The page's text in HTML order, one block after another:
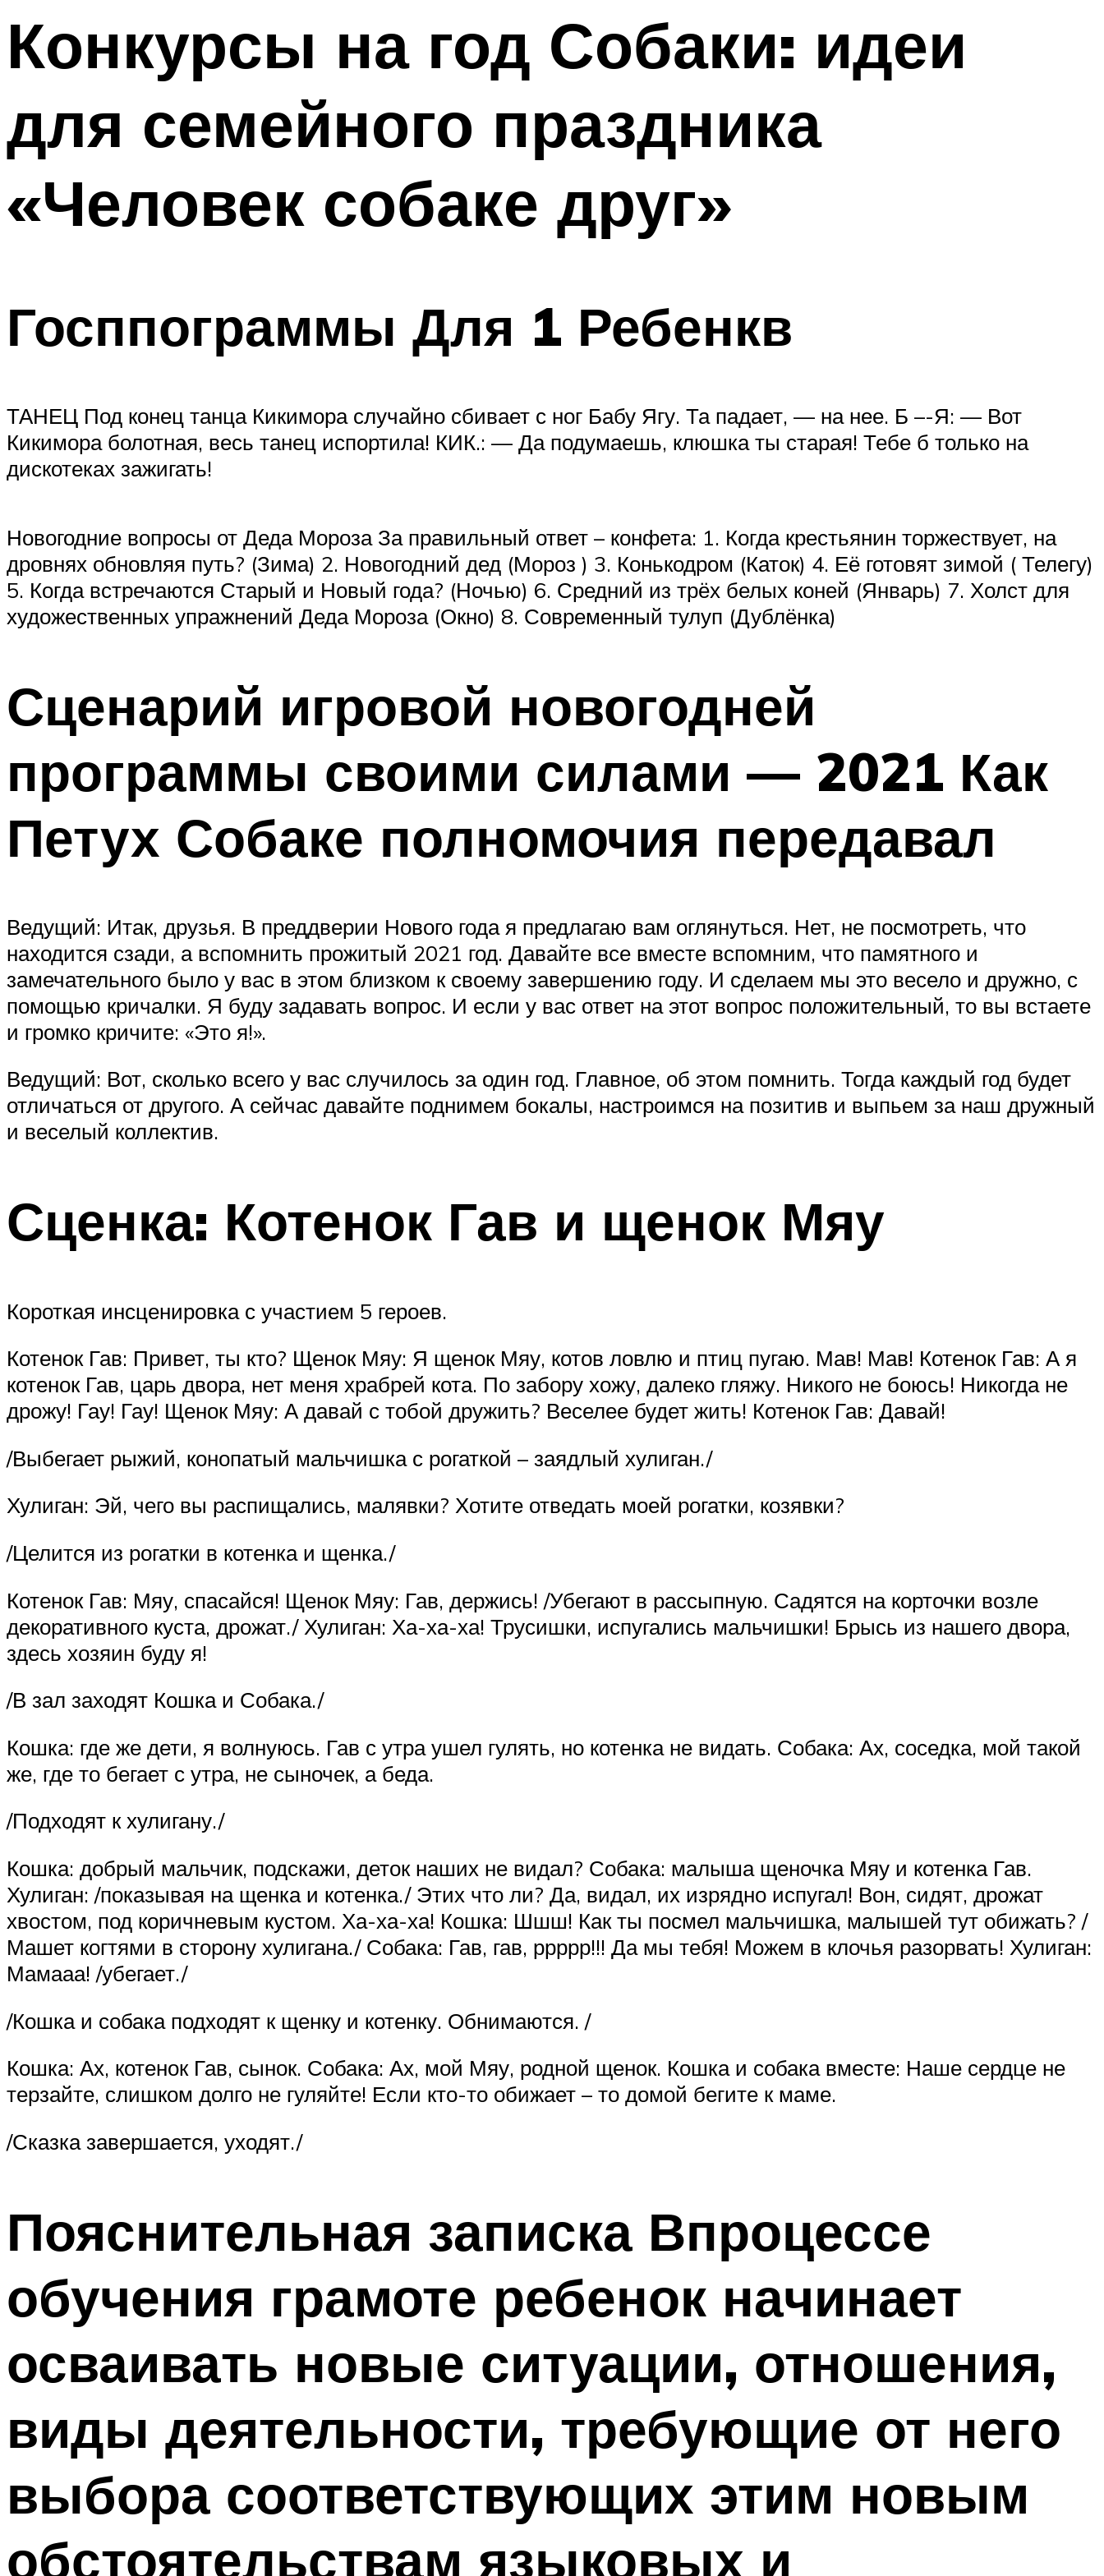
Меню
Конкурсы на год Собаки: идеи
для семейного праздника
«Человек собаке друг»
Госппограммы Для 1 Ребенкв
ТАНЕЦ Под конец танца Кикимора случайно сбивает с ног Бабу Ягу. Та падает, — на нее. Б –-Я: — Вот
Кикимора болотная, весь танец испортила! КИК.: — Да подумаешь, клюшка ты старая! Тебе б только на
дискотеках зажигать!
Новогодние вопросы от Деда Мороза За правильный ответ – конфета: 1. Когда крестьянин торжествует, на
дровнях обновляя путь? (Зима) 2. Новогодний дед (Мороз ) 3. Конькодром (Каток) 4. Её готовят зимой ( Телегу)
5. Когда встречаются Старый и Новый года? (Ночью) 6. Средний из трёх белых коней (Январь) 7. Холст для
художественных упражнений Деда Мороза (Окно) 8. Современный тулуп (Дублёнка)
Сценарий игровой новогодней
программы своими силами — 2021 Как
Петух Собаке полномочия передавал
Ведущий: Итак, друзья. В преддверии Нового года я предлагаю вам оглянуться. Нет, не посмотреть, что
находится сзади, а вспомнить прожитый 2021 год. Давайте все вместе вспомним, что памятного и
замечательного было у вас в этом близком к своему завершению году. И сделаем мы это весело и дружно, с
помощью кричалки. Я буду задавать вопрос. И если у вас ответ на этот вопрос положительный, то вы встаете
и громко кричите: «Это я!».
Ведущий: Вот, сколько всего у вас случилось за один год. Главное, об этом помнить. Тогда каждый год будет
отличаться от другого. А сейчас давайте поднимем бокалы, настроимся на позитив и выпьем за наш дружный
и веселый коллектив.
Сценка: Котенок Гав и щенок Мяу
Короткая инсценировка с участием 5 героев.
Котенок Гав: Привет, ты кто? Щенок Мяу: Я щенок Мяу, котов ловлю и птиц пугаю. Мав! Мав! Котенок Гав: А я
котенок Гав, царь двора, нет меня храбрей кота. По забору хожу, далеко гляжу. Никого не боюсь! Никогда не
дрожу! Гау! Гау! Щенок Мяу: А давай с тобой дружить? Веселее будет жить! Котенок Гав: Давай!
/Выбегает рыжий, конопатый мальчишка с рогаткой – заядлый хулиган./
Хулиган: Эй, чего вы распищались, малявки? Хотите отведать моей рогатки, козявки?
/Целится из рогатки в котенка и щенка./
Котенок Гав: Мяу, спасайся! Щенок Мяу: Гав, держись! /Убегают в рассыпную. Садятся на корточки возле
декоративного куста, дрожат./ Хулиган: Ха-ха-ха! Трусишки, испугались мальчишки! Брысь из нашего двора,
здесь хозяин буду я!
/В зал заходят Кошка и Собака./
Кошка: где же дети, я волнуюсь. Гав с утра ушел гулять, но котенка не видать. Собака: Ах, соседка, мой такой
же, где то бегает с утра, не сыночек, а беда.
/Подходят к хулигану./
Кошка: добрый мальчик, подскажи, деток наших не видал? Собака: малыша щеночка Мяу и котенка Гав.
Хулиган: /показывая на щенка и котенка./ Этих что ли? Да, видал, их изрядно испугал! Вон, сидят, дрожат
хвостом, под коричневым кустом. Ха-ха-ха! Кошка: Шшш! Как ты посмел мальчишка, малышей тут обижать? /
Машет когтями в сторону хулигана./ Собака: Гав, гав, ррррр!!! Да мы тебя! Можем в клочья разорвать! Хулиган:
Мамааа! /убегает./
/Кошка и собака подходят к щенку и котенку. Обнимаются. /
Кошка: Ах, котенок Гав, сынок. Собака: Ах, мой Мяу, родной щенок. Кошка и собака вместе: Наше сердце не
терзайте, слишком долго не гуляйте! Если кто-то обижает – то домой бегите к маме.
/Сказка завершается, уходят./
Пояснительная записка Впроцессе
обучения грамоте ребенок на­чинает
осваивать новые ситуации, отноше­ния,
виды деятельности, требующие от него
выбора соответствующих этим новым
об­стоятельствам языковых и